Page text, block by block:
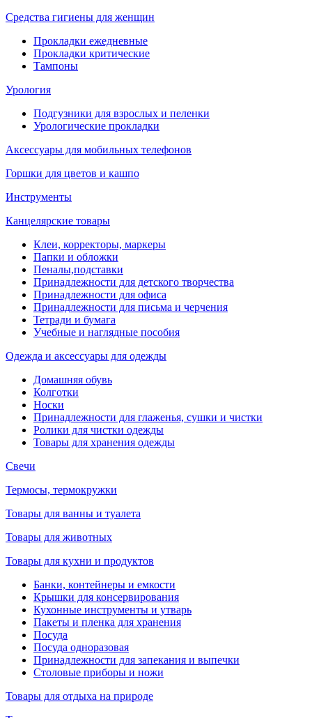
Средства гигиены для женщин
Прокладки ежедневные
Прокладки критические
Тампоны
Урология
Подгузники для взрослых и пеленки
Урологические прокладки
Аксессуары для мобильных телефонов
Горшки для цветов и кашпо
Инструменты
Канцелярские товары
Клеи, корректоры, маркеры
Папки и обложки
Пеналы,подставки
Принадлежности для детского творчества
Принадлежности для офиса
Принадлежности для письма и черчения
Тетради и бумага
Учебные и наглядные пособия
Одежда и аксессуары для одежды
Домашняя обувь
Колготки
Носки
Принадлежности для глаженья, сушки и чистки
Ролики для чистки одежды
Товары для хранения одежды
Свечи
Термосы, термокружки
Товары для ванны и туалета
Товары для животных
Товары для кухни и продуктов
Банки, контейнеры и емкости
Крышки для консервирования
Кухонные инструменты и утварь
Пакеты и пленка для хранения
Посуда
Посуда одноразовая
Принадлежности для запекания и выпечки
Столовые приборы и ножи
Товары для отдыха на природе